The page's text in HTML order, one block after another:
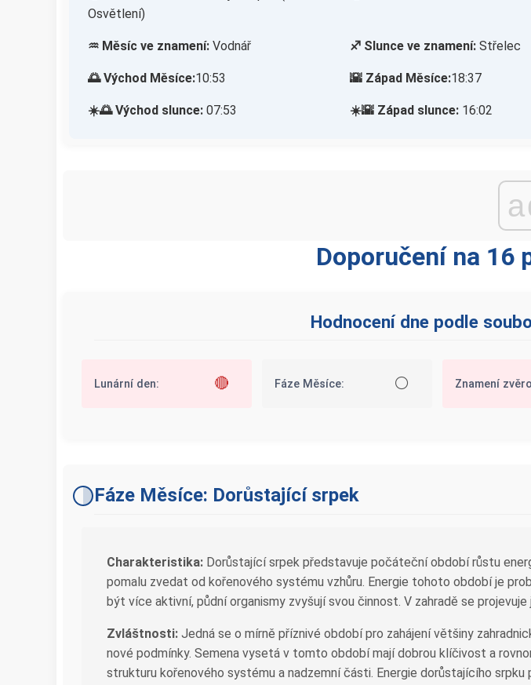
Osvětlení)
♒ Měsíc ve znamení: Vodnář ♐ Slunce ve znamení: Střelec
🌅 Východ Měsíce:10:53 🌇 Západ Měsíce:18:37
☀️🌅 Východ slunce: 07:53 ☀️🌇 Západ slunce: 16:02
Doporučení na 16
Hodnocení dne podle
Lunární den: 🔴 Fáze Měsíce: ⚪ Znamení
Fáze Měsíce: Dorůstající srpek
Charakteristika: Dorůstající srpek představuje počáteční období růstu
pomalu zvedat od kořenového systému vzhůru. Energie tohoto období je
být více aktivní, půdní organismy zvyšují svou činnost. V zahradě se
Zvláštnosti: Jedná se o mírně příznivé období pro zahájení většiny
nové podmínky. Semena vysetá v tomto období mají dobrou klíčivost a
strukturu kořenového systému a nadzemní části. Energie dorůstajícího srpku